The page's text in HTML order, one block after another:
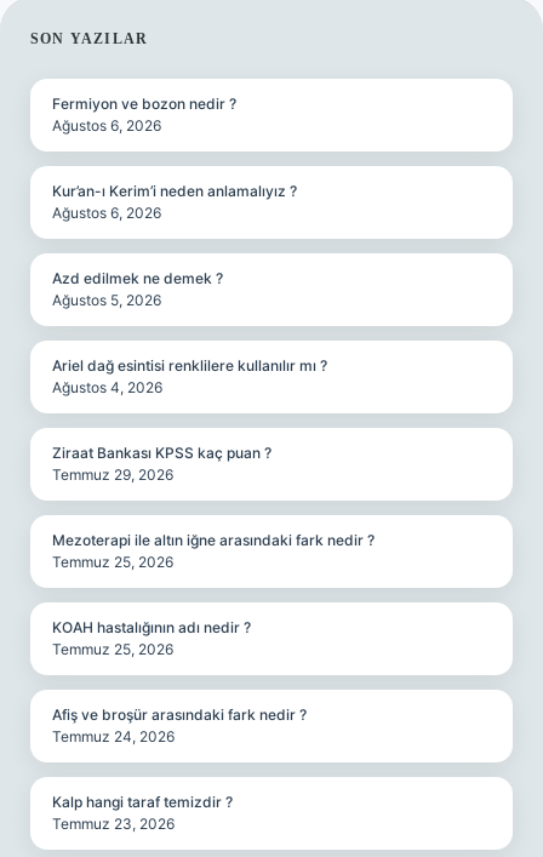
SIDEBAR
SON YAZILAR
Fermiyon ve bozon nedir ?
Ağustos 6, 2026
Kur’an-ı Kerim’i neden anlamalıyız ?
Ağustos 6, 2026
Azd edilmek ne demek ?
Ağustos 5, 2026
Ariel dağ esintisi renklilere kullanılır mı ?
Ağustos 4, 2026
Ziraat Bankası KPSS kaç puan ?
Temmuz 29, 2026
Mezoterapi ile altın iğne arasındaki fark nedir ?
Temmuz 25, 2026
KOAH hastalığının adı nedir ?
Temmuz 25, 2026
Afiş ve broşür arasındaki fark nedir ?
Temmuz 24, 2026
Kalp hangi taraf temizdir ?
Temmuz 23, 2026